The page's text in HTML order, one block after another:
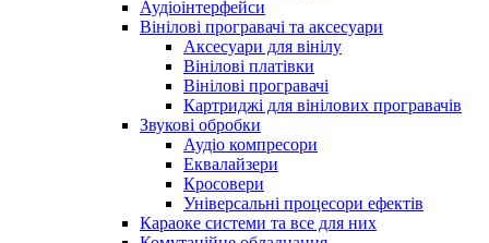
Аудіоінтерфейси
Вінілові програвачі та аксесуари
Аксесуари для вінілу
Вінілові платівки
Вінілові програвачі
Картриджі для вінілових програвачів
Звукові обробки
Аудіо компресори
Еквалайзери
Кросовери
Універсальні процесори ефектів
Караоке системи та все для них